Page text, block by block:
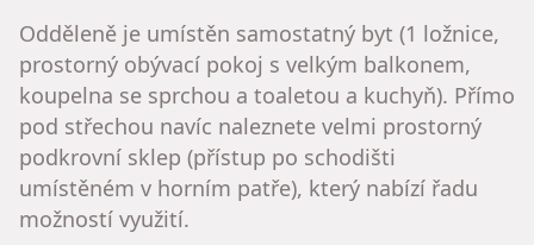
Odděleně je umístěn samostatný byt (1 ložnice,
prostorný obývací pokoj s velkým balkonem,
koupelna se sprchou a toaletou a kuchyň). Přímo
pod střechou navíc naleznete velmi prostorný
podkrovní sklep (přístup po schodišti
umístěném v horním patře), který nabízí řadu
možností využití.